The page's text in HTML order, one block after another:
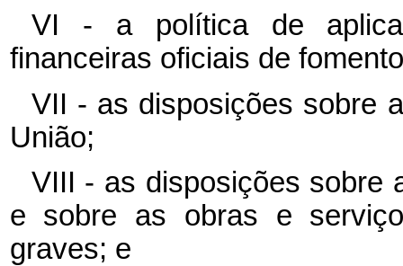
VI - a política de
financeiras oficiais de
VII - as disposições sobre
União;
VIII - as disposições sobre
e sobre as obras e
graves; e